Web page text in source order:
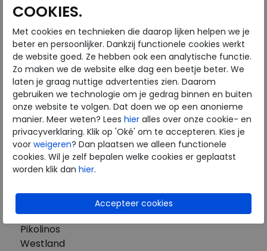
Gabor
Piedi Nudi
Pikolinos
Solidus
Think
Waldlaufer
Westland
Wolky
Herenschoenen
Australian
Birkenstock
Clarks
Mephisto
Pikolinos
Westland
COOKIES.
Met cookies en technieken die daarop lijken helpen we je
beter en persoonlijker. Dankzij functionele cookies werkt
de website goed. Ze hebben ook een analytische functie.
Zo maken we de website elke dag een beetje beter. We
laten je graag nuttige advertenties zien. Daarom
gebruiken we technologie om je gedrag binnen en buiten
onze website te volgen. Dat doen we op een anonieme
manier. Meer weten? Lees hier alles over onze cookie- en
privacyverklaring. Klik op 'Oké' om te accepteren. Kies je
voor weigeren? Dan plaatsen we alleen functionele
cookies. Wil je zelf bepalen welke cookies er geplaatst
worden klik dan hier.